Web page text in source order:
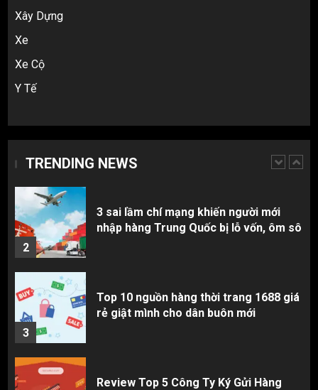
Xây Dựng
Xe
Xe Cộ
Y Tế
TRENDING NEWS
1
3 sai lầm chí mạng khiến người mới
nhập hàng Trung Quốc bị lỗ vốn, ôm sô
3
Top 10 nguồn hàng thời trang 1688 giá
4
Review Top 5 Công Ty Ký Gửi Hàng